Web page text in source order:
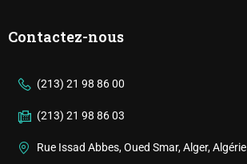
Contactez-nous
(213) 21 98 86 00
(213) 21 98 86 03
Rue Issad Abbes, Oued Smar, Alger, Algérie